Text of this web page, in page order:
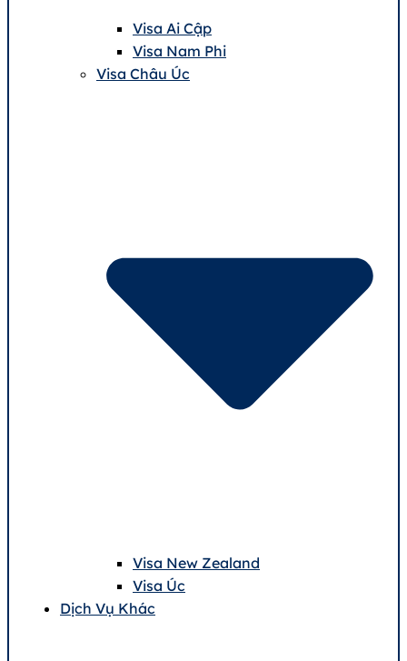
Visa Ai Cập
Visa Nam Phi
Visa Châu Úc
Visa New Zealand
Visa Úc
Dịch Vụ Khác